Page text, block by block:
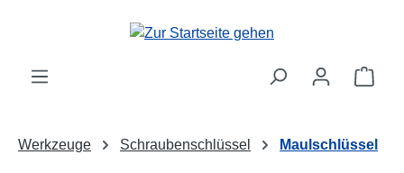
Zum Hauptinhalt springen
Werkzeuge Schraubenschlüssel Maulschlüssel